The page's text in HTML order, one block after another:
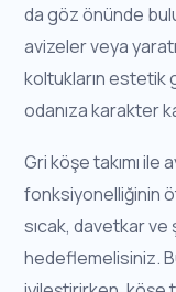
da göz önünde
avizeler veya
koltukların estetik
odanıza karakter
Gri köşe takımı ile
fonksiyonelliğinin
sıcak, davetkar ve
hedeflemelisiniz.